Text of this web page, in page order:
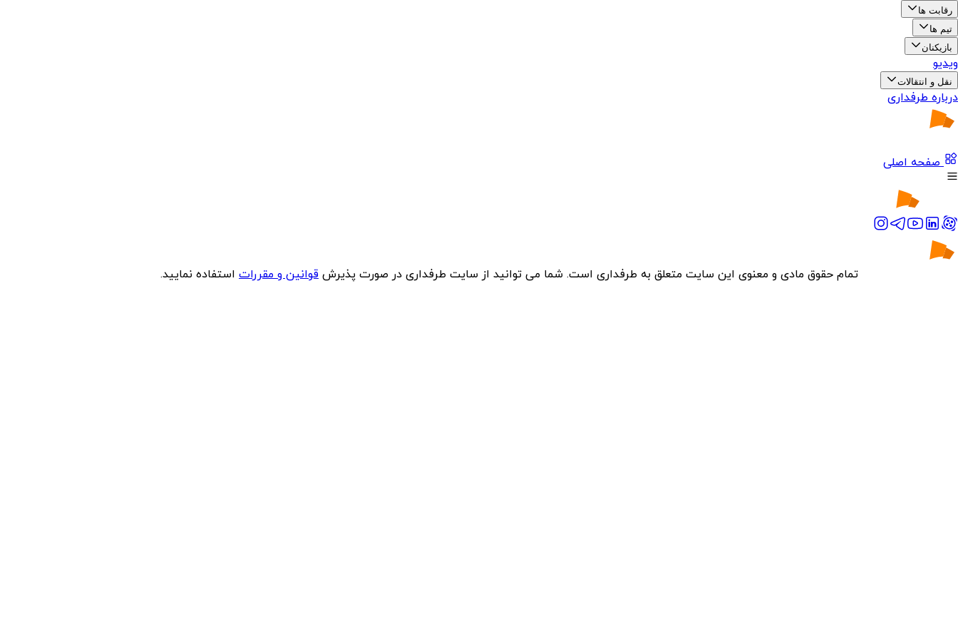
رقابت ها
تیم ها
بازیکنان
ویدیو
نقل و انتقالات
درباره طرفداری
صفحه اصلی
تمام حقوق مادی و معنوی این سایت متعلق به طرفداری است. شما می توانید از سایت طرفداری در صورت پذیرش قوانین و مقررات استفاده نمایید.